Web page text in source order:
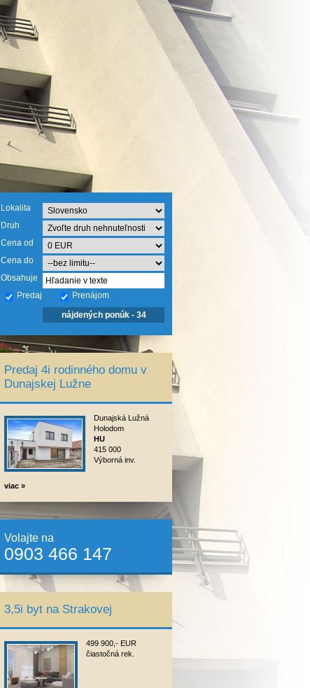
Lokalita
Druh
Cena od
Cena do
Obsahuje
Predaj
Prenájom
Predaj 4i rodinného domu v
Dunajskej Lužne
Dunajská Lužná
Holodom
HU
415 000
Výborná inv.
viac »
Volajte na
0903 466 147
3,5i byt na Strakovej
499 900,- EUR
čiastočná rek.